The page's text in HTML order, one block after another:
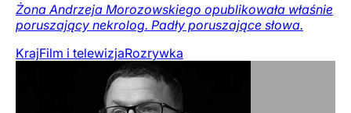
Żona Andrzeja Morozowskiego opublikowała właśnie
poruszający nekrolog. Padły poruszające słowa.
KrajFilm i telewizjaRozrywka